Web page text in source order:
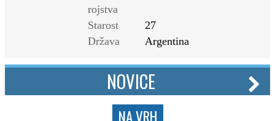
rojstva
Starost
27
Država
Argentina
NOVICE
NA VRH